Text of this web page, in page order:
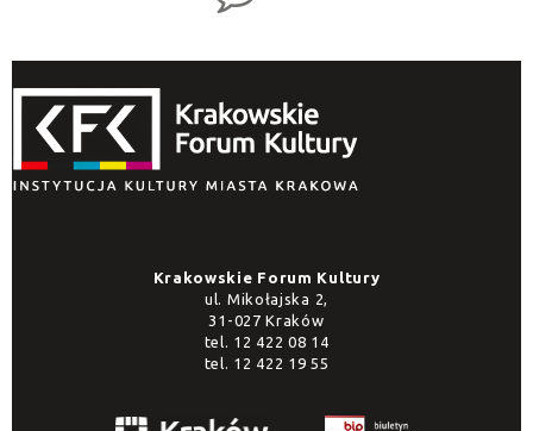
Krakowskie Forum Kultury
ul. Mikołajska 2,
31-027 Kraków
tel. 12 422 08 14
tel. 12 422 19 55